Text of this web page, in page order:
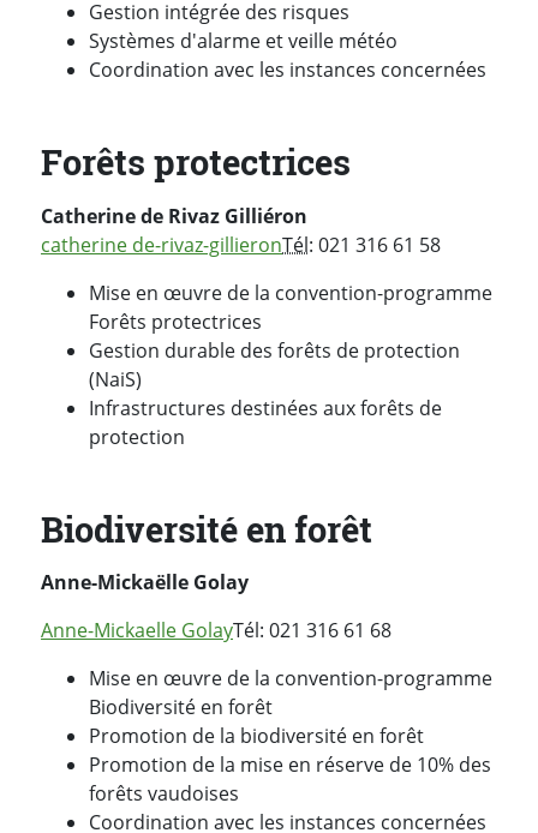
Gestion intégrée des risques
Systèmes d'alarme et veille météo
Coordination avec les instances concernées
Forêts protectrices
Catherine de Rivaz Gilliéron
catherine de-rivaz-gillieronTél: 021 316 61 58
Mise en œuvre de la convention-programme
Forêts protectrices
Gestion durable des forêts de protection
(NaiS)
Infrastructures destinées aux forêts de
protection
Biodiversité en forêt
Anne-Mickaëlle Golay
Anne-Mickaelle GolayTél: 021 316 61 68
Mise en œuvre de la convention-programme
Biodiversité en forêt
Promotion de la biodiversité en forêt
Promotion de la mise en réserve de 10% des
forêts vaudoises
Coordination avec les instances concernées